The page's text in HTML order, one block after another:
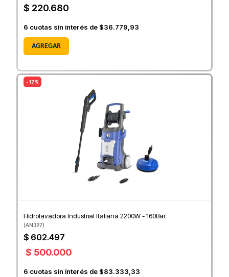
$ 220.680
6 cuotas sin interés de $36.779,93
AGREGAR
- 17%
Hidrolavadora Industrial Italiana 2200W - 160Bar
(AN397)
$ 602.497
$ 500.000
6 cuotas sin interés de $83.333,33